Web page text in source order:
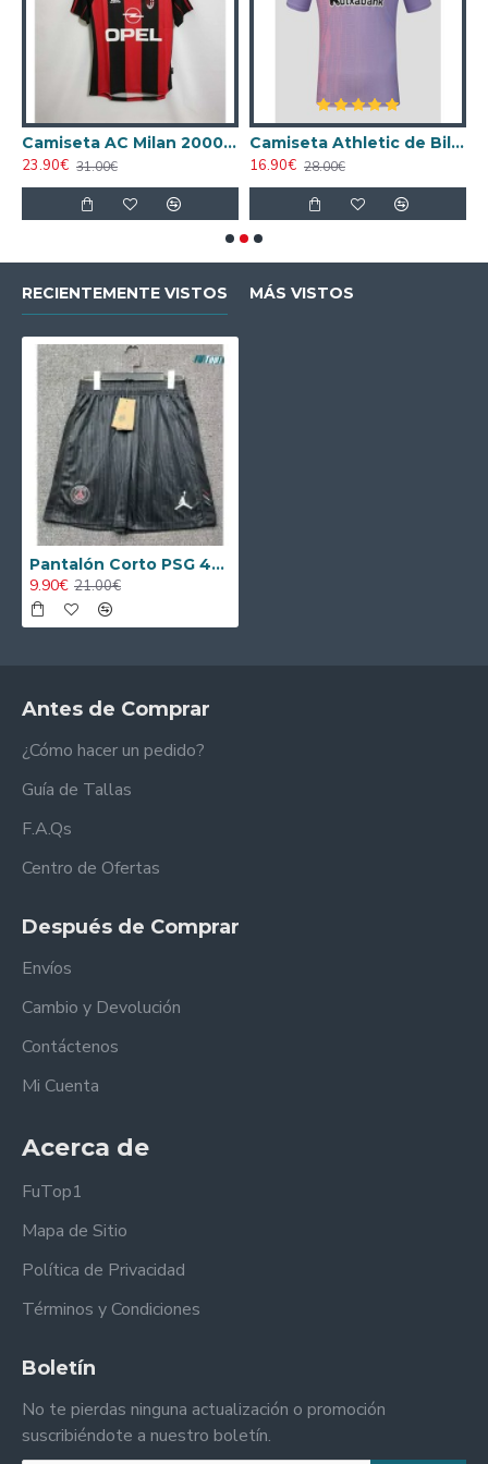
Camiseta AC Milan 2000/2001 Local Retro
23.90€ 31.00€
Camiseta Athletic de Bilbao 2024/2025 Alternativo
16.90€ 28.00€
RECIENTEMENTE VISTOS MÁS VISTOS
Pantalón Corto PSG 4th 2025/2026 Negro
9.90€ 21.00€
Antes de Comprar
¿Cómo hacer un pedido?
Guía de Tallas
F.A.Qs
Centro de Ofertas
Después de Comprar
Envíos
Cambio y Devolución
Contáctenos
Mi Cuenta
Acerca de
FuTop1
Mapa de Sitio
Política de Privacidad
Términos y Condiciones
Boletín
No te pierdas ninguna actualización o promoción
suscribiéndote a nuestro boletín.